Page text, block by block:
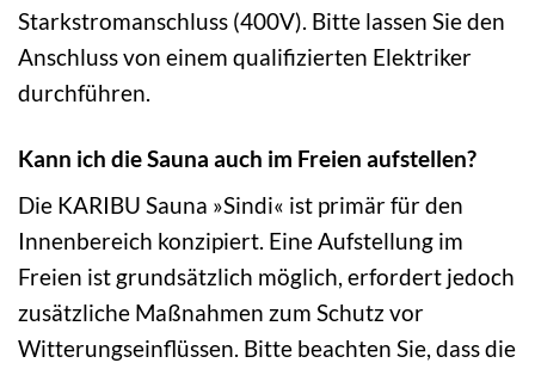
Starkstromanschluss (400V). Bitte lassen Sie den
Anschluss von einem qualifizierten Elektriker
durchführen.
Kann ich die Sauna auch im Freien aufstellen?
Die KARIBU Sauna »Sindi« ist primär für den
Innenbereich konzipiert. Eine Aufstellung im
Freien ist grundsätzlich möglich, erfordert jedoch
zusätzliche Maßnahmen zum Schutz vor
Witterungseinflüssen. Bitte beachten Sie, dass die